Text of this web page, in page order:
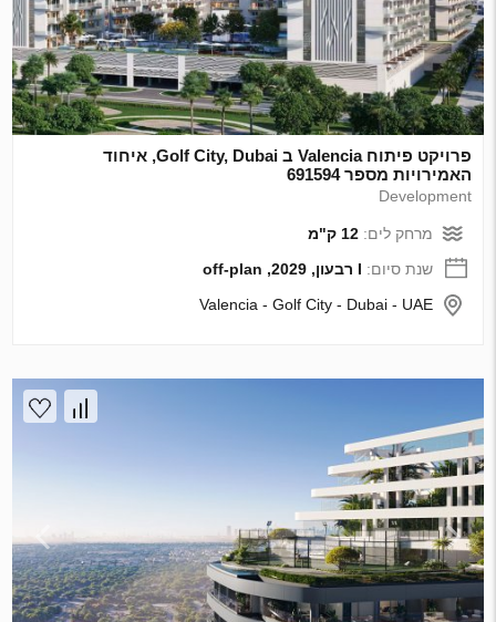
פרויקט פיתוח Valencia ב Golf City, Dubai, איחוד
האמירויות מספר 691594
Development
מרחק לים:12 ק"מ
שנת סיום: I רבעון, 2029, off-plan
Valencia - Golf City - Dubai - UAE